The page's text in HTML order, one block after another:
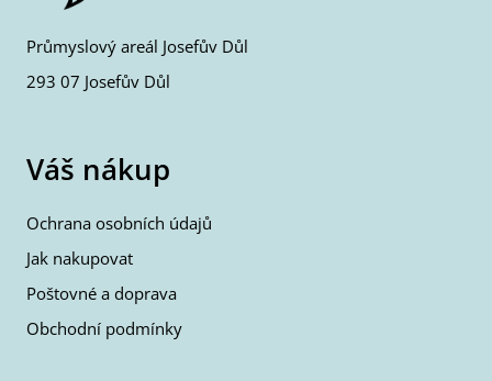
Průmyslový areál Josefův Důl
293 07 Josefův Důl
Váš nákup
Ochrana osobních údajů
Jak nakupovat
Poštovné a doprava
Obchodní podmínky